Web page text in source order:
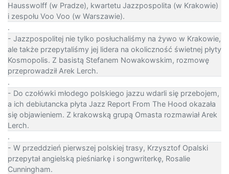
Hausswolff (w Pradze), kwartetu Jazzpospolita (w Krakowie)
i zespołu Voo Voo (w Warszawie).
.
- Jazzpospolitej nie tylko posłuchaliśmy na żywo w Krakowie,
ale także przepytaliśmy jej lidera na okoliczność świetnej płyty
Kosmopolis. Z basistą Stefanem Nowakowskim, rozmowę
przeprowadził Arek Lerch.
.
- Do czołówki młodego polskiego jazzu wdarli się przebojem,
a ich debiutancka płyta Jazz Report From The Hood okazała
się objawieniem. Z krakowską grupą Omasta rozmawiał Arek
Lerch.
.
- W przeddzień pierwszej polskiej trasy, Krzysztof Opalski
przepytał angielską pieśniarkę i songwriterkę, Rosalie
Cunningham.